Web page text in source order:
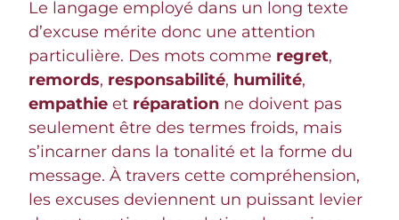
Le langage employé dans un long texte
d’excuse mérite donc une attention
particulière. Des mots comme regret,
remords, responsabilité, humilité,
empathie et réparation ne doivent pas
seulement être des termes froids, mais
s’incarner dans la tonalité et la forme du
message. À travers cette compréhension,
les excuses deviennent un puissant levier